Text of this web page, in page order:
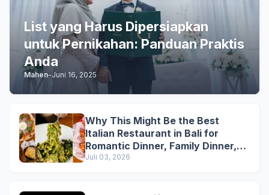
List yang Harus Dipersiapkan
untuk Pernikahan: Panduan Praktis
Anda
Mahen-Juni 16, 2025
Why This Might Be the Best
Italian Restaurant in Bali for
Romantic Dinner, Family Dinner,
and Business Lunch
Juli 03, 2026